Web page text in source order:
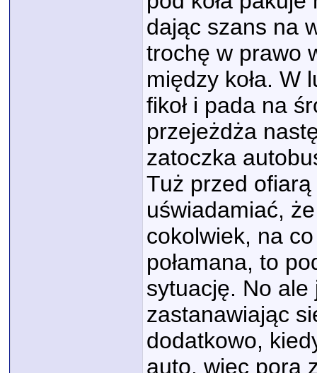
dając szans na
trochę w prawo
między koła. W
fikoł i pada na
przejeżdża
zatoczka
Tuż przed
uświadamiać,
cokolwiek, na
połamana, to
sytuację. No
zastanawiając
dodatkowo,
auto, więc pora